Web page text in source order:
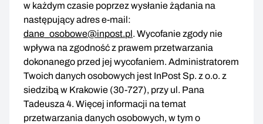
w każdym czasie poprzez wysłanie żądania na
następujący adres e-mail:
dane_osobowe@inpost.pl. Wycofanie zgody nie
wpływa na zgodność z prawem przetwarzania
dokonanego przed jej wycofaniem. Administratorem
Twoich danych osobowych jest InPost Sp. z o.o. z
siedzibą w Krakowie (30-727), przy ul. Pana
Tadeusza 4. Więcej informacji na temat
przetwarzania danych osobowych, w tym o